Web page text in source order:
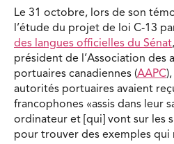
Le 31 octobre, lors de son
l’étude du projet de loi C-13
des langues officielles du Sénat
président de l’Association des
portuaires canadiennes (AAPC
autorités portuaires avaient
francophones «assis dans leur
ordinateur et [qui] vont sur les
pour trouver des exemples qui